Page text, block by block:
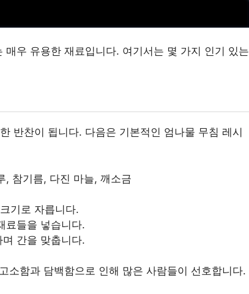
우 유용한 재료입니다. 여기서는 몇 가지 인기 있는
반찬이 됩니다. 다음은 기본적인 엄나물 무침 레시
, 참기름, 다진 마늘, 깨소금
기로 자릅니다.
료들을 넣습니다.
간을 맞춥니다.
소함과 담백함으로 인해 많은 사람들이 선호합니다.